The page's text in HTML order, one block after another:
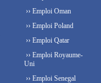
›› Emploi Oman
›› Emploi Poland
›› Emploi Qatar
›› Emploi Royaume-
Uni
›› Emploi Senegal